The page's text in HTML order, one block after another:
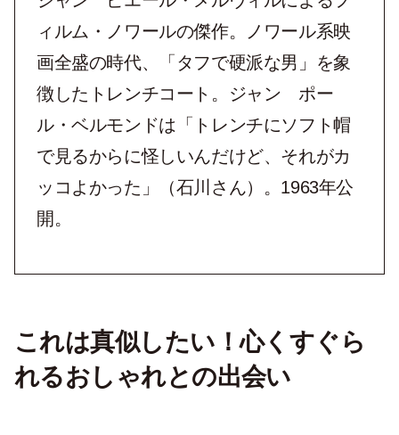
ィルム・ノワールの傑作。ノワール系映
画全盛の時代、「タフで硬派な男」を象
徴したトレンチコート。ジャン゠ポー
ル・ベルモンドは「トレンチにソフト帽
で見るからに怪しいんだけど、それがカ
ッコよかった」（石川さん）。1963年公
開。
これは真似したい！心くすぐら
れるおしゃれとの出会い